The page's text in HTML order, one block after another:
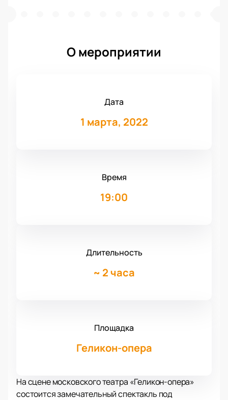
О мероприятии
Дата
1 марта, 2022
Время
19:00
Длительность
~ 2 часа
Площадка
Геликон-опера
На сцене московского театра «Геликон-опера»
состоится замечательный спектакль под